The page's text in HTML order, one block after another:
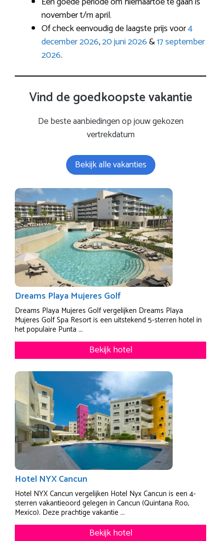
november t/m april.
Of check eenvoudig de laagste prijs voor4
december 2026,20 juni 2026&17 september
2026.
Vind de goedkoopste vakantie
De beste aanbiedingen op jouw gekozen
vertrekdatum
Bekijk alle vakanties
Dreams Playa Mujeres Golf
Dreams Playa Mujeres Golf vergelijken Dreams Playa
Mujeres Golf Spa Resort is een uitstekend 5-sterren hotel in
het populaire Punta ...
Bekijk hotel
Hotel NYX Cancun
Hotel NYX Cancun vergelijken Hotel Nyx Cancun is een 4-
sterren vakantieoord gelegen in Cancun (Quintana Roo,
Mexico). Deze prachtige vakantie ...
Bekijk hotel